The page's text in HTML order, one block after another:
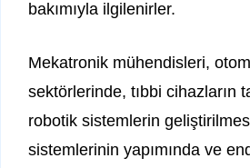
bakımıyla ilgilenirler.
Mekatronik mühendisleri,
sektörlerinde, tıbbi cihazların
robotik sistemlerin
sistemlerinin yapımında ve